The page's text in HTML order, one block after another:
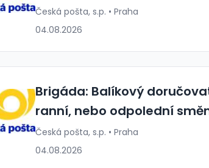
Česká pošta, s.p. • Praha
04.08.2026
Brigáda: Balíkový
ranní, nebo odpolední
Česká pošta, s.p. • Praha
04.08.2026